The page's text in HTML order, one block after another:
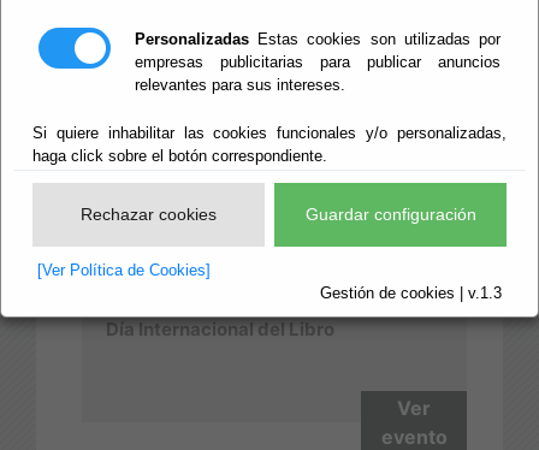
Personalizadas Estas cookies son utilizadas por
empresas publicitarias para publicar anuncios
relevantes para sus intereses.
Si quiere inhabilitar las cookies funcionales y/o personalizadas,
haga click sobre el botón correspondiente.
Rechazar cookies Guardar configuración
[Ver Política de Cookies]
Gestión de cookies | v.1.3
23 de Abril
de 2026 -
Día del Libro
Día Internacional del Libro
Ver
evento